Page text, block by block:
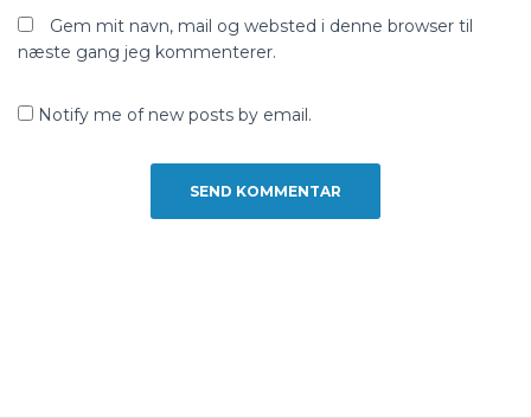
Gem mit navn, mail og websted i denne browser til
næste gang jeg kommenterer.
Notify me of new posts by email.